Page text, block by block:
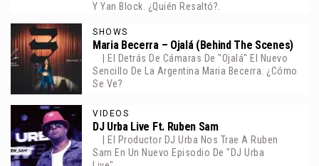
Y Yan Block. ¿Quién Resaltó?.
SHOWS
Maria Becerra – Ojalá (Behind The Scenes)
| El Detrás De Cámaras De "Ojalá" El Nuevo
Sencillo De La Argentina Maria Becerra. ¿Cómo
Se Ve?
VIDEOS
DJ Urba Live Ft. Ruben Sam
| El Productor DJ Urba Nos Trae A Ruben
Sam En Un Nuevo Episodio De "DJ Urba